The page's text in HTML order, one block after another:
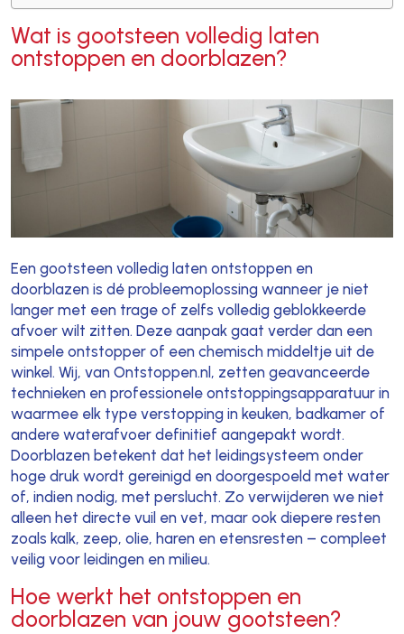
Wat is gootsteen volledig laten
ontstoppen en doorblazen?
Een gootsteen volledig laten ontstoppen en
doorblazen is dé probleemoplossing wanneer je niet
langer met een trage of zelfs volledig geblokkeerde
afvoer wilt zitten. Deze aanpak gaat verder dan een
simpele ontstopper of een chemisch middeltje uit de
winkel. Wij, van Ontstoppen.nl, zetten geavanceerde
technieken en professionele ontstoppingsapparatuur in
waarmee elk type verstopping in keuken, badkamer of
andere waterafvoer definitief aangepakt wordt.
Doorblazen betekent dat het leidingsysteem onder
hoge druk wordt gereinigd en doorgespoeld met water
of, indien nodig, met perslucht. Zo verwijderen we niet
alleen het directe vuil en vet, maar ook diepere resten
zoals kalk, zeep, olie, haren en etensresten – compleet
veilig voor leidingen en milieu.
Hoe werkt het ontstoppen en
doorblazen van jouw gootsteen?